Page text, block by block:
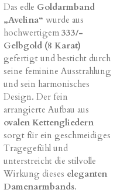
Das edle Goldarmband
„Avelina“ wurde aus
hochwertigem 333/-
Gelbgold (8 Karat)
gefertigt und besticht durch
seine feminine Ausstrahlung
und sein harmonisches
Design. Der fein
arrangierte Aufbau aus
ovalen Kettengliedern
sorgt für ein geschmeidiges
Tragegefühl und
unterstreicht die stilvolle
Wirkung dieses eleganten
Damenarmbands.